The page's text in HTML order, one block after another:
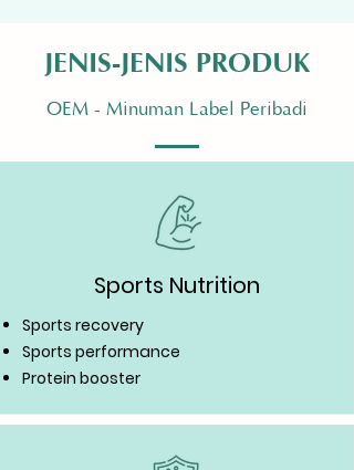
JENIS-JENIS PRODUK
OEM - Minuman Label Peribadi
Sports Nutrition
Sports recovery
Sports performance
Protein booster